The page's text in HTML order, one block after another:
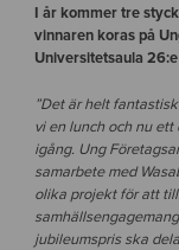
I år kommer tre
vinnaren koras på
Universitetsaula
”Det är helt
vi en lunch och nu
igång. Ung
samarbete med
olika projekt för att
jubileumspris ska